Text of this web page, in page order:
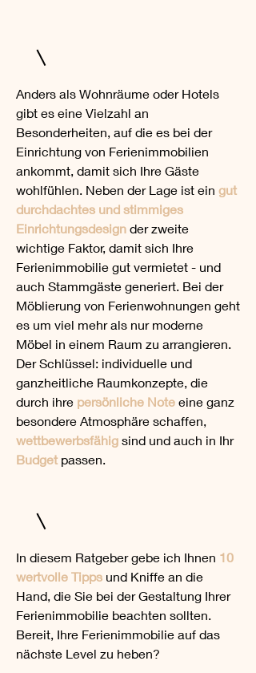
Anders als Wohnräume oder Hotels
gibt es eine Vielzahl an
Besonderheiten, auf die es bei der
Einrichtung von Ferienimmobilien
ankommt, damit sich Ihre Gäste
wohlfühlen. Neben der Lage ist ein gut
durchdachtes und stimmiges
Einrichtungsdesign der zweite
wichtige Faktor, damit sich Ihre
Ferienimmobilie gut vermietet - und
auch Stammgäste generiert. Bei der
Möblierung von Ferienwohnungen geht
es um viel mehr als nur moderne
Möbel in einem Raum zu arrangieren.
Der Schlüssel: individuelle und
ganzheitliche Raumkonzepte, die
durch ihre persönliche Note eine ganz
besondere Atmosphäre schaffen,
wettbewerbsfähig sind und auch in Ihr
Budget passen.
In diesem Ratgeber gebe ich Ihnen 10
wertvolle Tipps und Kniffe an die
Hand, die Sie bei der Gestaltung Ihrer
Ferienimmobilie beachten sollten.
Bereit, Ihre Ferienimmobilie auf das
nächste Level zu heben?